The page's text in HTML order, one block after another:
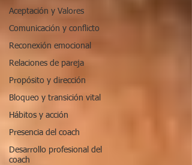
Aceptación y Valores
Comunicación y conflicto
Reconexión emocional
Relaciones de pareja
Propósito y dirección
Bloqueo y transición vital
Hábitos y acción
Presencia del coach
Desarrollo profesional del
coach